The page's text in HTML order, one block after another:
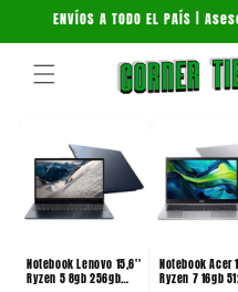
directamente
al contenido
ENVÍOS A TODO EL PAÍS |
Notebook Lenovo 15,6''
Ryzen 5 8gb 256gb
Notebook Acer
Ryzen 7 16gb